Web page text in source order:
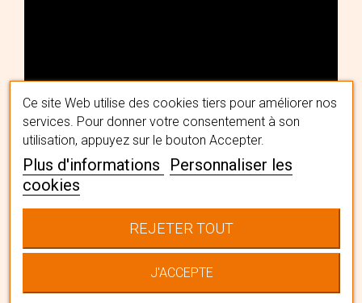
L'univers Boho
Spirit
Ce site Web utilise des cookies tiers pour améliorer nos
services. Pour donner votre consentement à son
utilisation, appuyez sur le bouton Accepter.
Plus d'informations
Personnaliser les
cookies
REJETER TOUT
J'ACCEPTE